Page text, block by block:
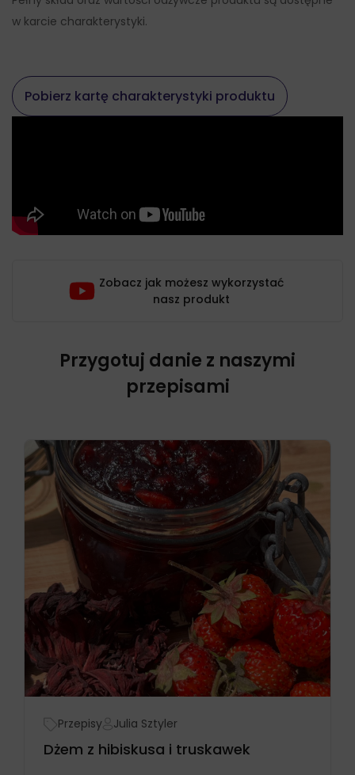
w karcie charakterystyki.
Pobierz kartę charakterystyki produktu
Zobacz jak możesz wykorzystać
nasz produkt
Przygotuj danie z naszymi
przepisami
Przepisy Julia Sztyler
Dżem z hibiskusa i truskawek